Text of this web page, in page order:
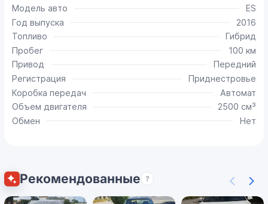
Модель авто
ES
Год выпуска
2016
Топливо
Гибрид
Пробег
100 км
Привод
Передний
Регистрация
Приднестровье
Коробка передач
Автомат
Объем двигателя
2500 см³
Обмен
Нет
Рекомендованные ?